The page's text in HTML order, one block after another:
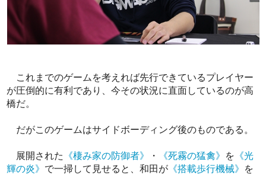
これまでのゲームを考えれば先行できているプレイヤー
が圧倒的に有利であり、今その状況に直面しているのが高
橋だ。
だがこのゲームはサイドボーディング後のものである。
展開された 《棲み家の防御者》 ・ 《死霧の猛禽》 を 《光
輝の炎》 で一掃して見せると、和田が 《搭載歩行機械》 を